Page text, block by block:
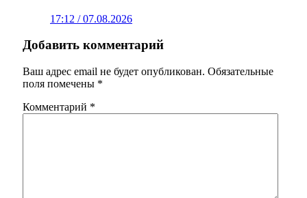
17:12 / 07.08.2026
Добавить комментарий
Ваш адрес email не будет опубликован. Обязательные
поля помечены *
Комментарий *